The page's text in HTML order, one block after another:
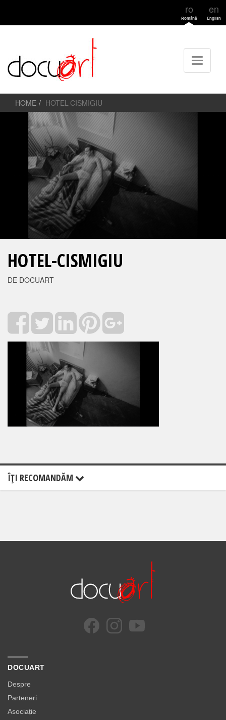
ro
Română
en
English
HOME HOTEL-CISMIGIU
HOTEL-CISMIGIU
DE DOCUART
ÎŢI RECOMANDĂM
DOCUART
Despre
Parteneri
Asociație